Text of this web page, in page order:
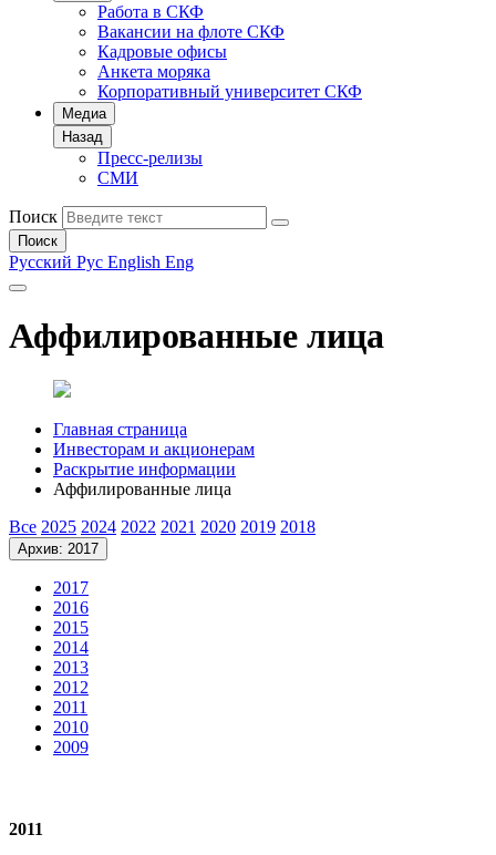
Работа в СКФ
Вакансии на флоте СКФ
Кадровые офисы
Анкета моряка
Корпоративный университет СКФ
Медиа
Назад
Пресс-релизы
СМИ
Поиск
Поиск
Русский Рус English Eng
Аффилированные лица
Главная страница
Инвесторам и акционерам
Раскрытие информации
Аффилированные лица
Все 2025 2024 2022 2021 2020 2019 2018
Архив: 2017
2017
2016
2015
2014
2013
2012
2011
2010
2009
2011